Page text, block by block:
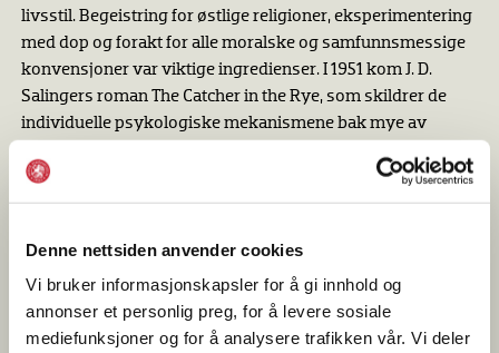
Denne nettsiden anvender cookies
Vi bruker informasjonskapsler for å gi innhold og
annonser et personlig preg, for å levere sosiale
mediefunksjoner og for å analysere trafikken vår. Vi deler
livsstil. Begeistring for østlige religioner, eksperimentering
med dop og forakt for alle moralske og samfunnsmessige
konvensjoner var viktige ingredienser. I 1951 kom J. D.
Salingers roman The Catcher in the Rye, som skildrer de
individuelle psykologiske mekanismene bak mye av
den nye tidens mest omtalte uttrykksform. Omverdenen lot
seg forskrekke, men forbudet mot å vise Elvis Presleys
filmen Rebel Without a Cause fra 1955 med ikonet James
Dean i hovedrollen, var foreldrene ute av stand til å begripe
hvorfor de unge, tross all mulig sosial og materiell trygghet,
ikke fant seg til rette.